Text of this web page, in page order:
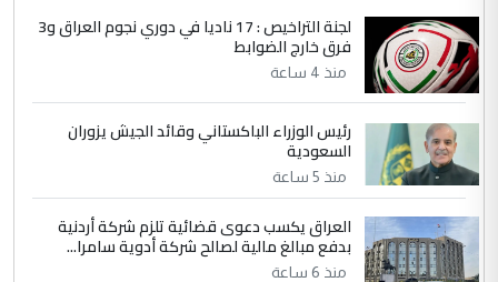
لجنة التراخيص : 17 ناديا في دوري نجوم العراق و3
فرق خارج الضوابط
منذ 4 ساعة
رئيس الوزراء الباكستاني وقائد الجيش يزوران
السعودية
منذ 5 ساعة
العراق يكسب دعوى قضائية تلزم شركة أردنية
بدفع مبالغ مالية لصالح شركة أدوية سامرا...
منذ 6 ساعة